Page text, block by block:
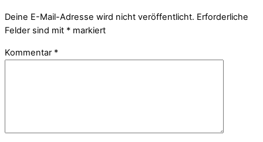
Deine E-Mail-Adresse wird nicht veröffentlicht. Erforderliche
Felder sind mit * markiert
Kommentar *